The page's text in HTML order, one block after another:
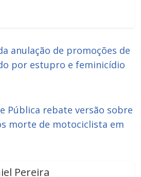
anulação de promoções de
por estupro e feminicídio
Pública rebate versão sobre
morte de motociclista em
Pereira